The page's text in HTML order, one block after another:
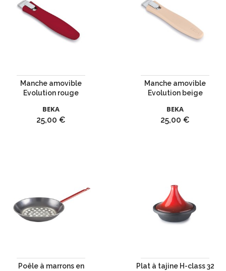
Manche amovible
Evolution rouge
BEKA
Prix
25,00 €
Manche amovible
Evolution beige
BEKA
Prix
25,00 €
Poêle à marrons en
Plat à tajine H-class 32